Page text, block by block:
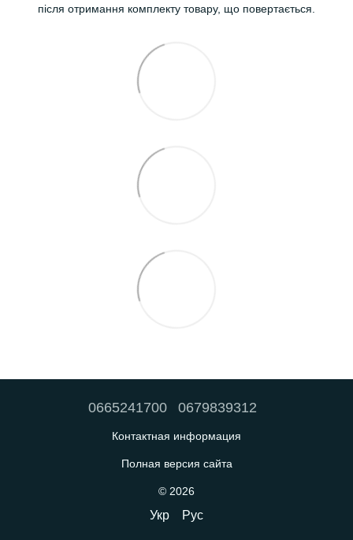
після отримання комплекту товару, що повертається.
0665241700 0679839312
Контактная информация
Полная версия сайта
© 2026
Укр Рус